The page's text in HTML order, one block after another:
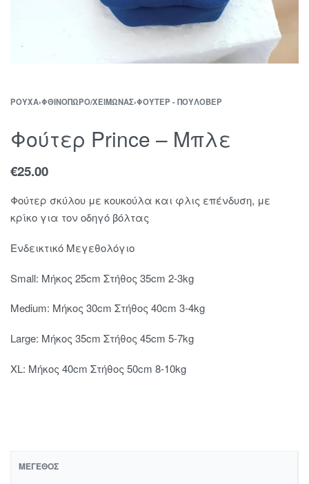
ΡΟΎΧΑ›ΦΘΙΝΌΠΩΡΟ/ΧΕΙΜΏΝΑΣ›ΦΟΎΤΕΡ - ΠΟΥΛΌΒΕΡ
Φούτερ Prince – Μπλε
€25.00
Φούτερ σκύλου με κουκούλα και φλις επένδυση, με
κρίκο για τον οδηγό βόλτας
Ενδεικτικό Μεγεθολόγιο
Small: Μήκος 25cm Στήθος 35cm 2-3kg
Medium: Mήκος 30cm Στήθος 40cm 3-4kg
Large: Mήκος 35cm Στήθος 45cm 5-7kg
XL: Μήκος 40cm Στήθος 50cm 8-10kg
ΜΈΓΕΘΟΣ